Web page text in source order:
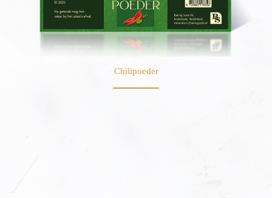
Chilipoeder